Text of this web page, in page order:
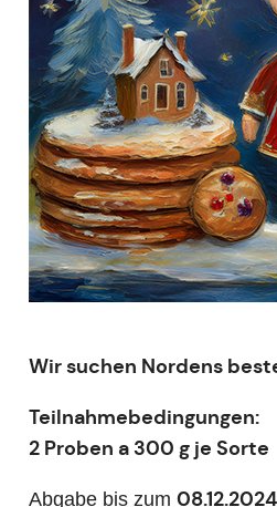
Wir suchen Nordens
Teilnahmebedingungen:
2 Proben a 300 g je Sorte
Abgabe bis zum 08.12.2024